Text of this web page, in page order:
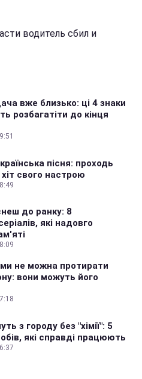
водитель сбил и
вже близько: ці 4 знаки
розбагатіти до кінця
пісня: проходь
хіт свого настрою
до ранку: 8
які надовго
не можна протирати
вони можуть його
з городу без "хімії": 5
які справді працюють